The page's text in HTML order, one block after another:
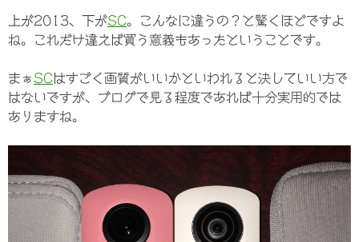
上が2013、下がSC。こんなに違うの？と驚くほどですよ
ね。これだけ違えば買う意義もあったということです。
まぁSCはすごく画質がいいかといわれると決していい方で
はないですが、ブログで見る程度であれば十分実用的では
ありますね。